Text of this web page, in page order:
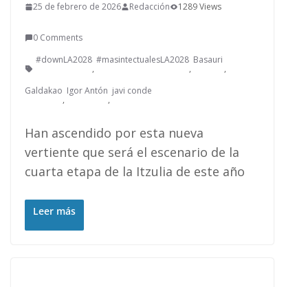
25 de febrero de 2026 Redacción 1289 Views
0 Comments
#downLA2028
,
#masintectualesLA2028
,
Basauri
,
Galdakao
,
Igor Antón
,
javi conde
Han ascendido por esta nueva
vertiente que será el escenario de la
cuarta etapa de la Itzulia de este año
Leer más